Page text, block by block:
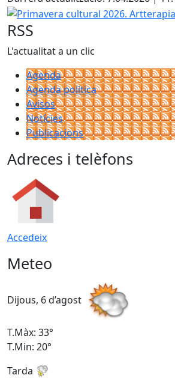
Primavera cultural 2026. Artterapia
RSS
L'actualitat a un clic
Agenda
Agenda política
Avisos
Notícies
Publicacions
Adreces i telèfons
Accedeix
Meteo
Dijous, 6 d’agost
T.Màx: 33°
T.Min: 20°
Tarda